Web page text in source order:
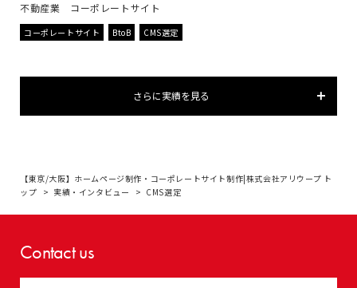
不動産業 コーポレートサイト
コーポレートサイト BtoB CMS選定
さらに実績を見る
【東京/大阪】ホームページ制作・コーポレートサイト制作|株式会社アリウープ ト
ップ
実績・インタビュー CMS選定
Contact us